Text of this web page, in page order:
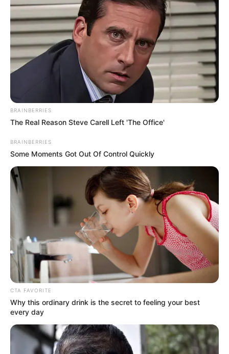
BRAINBERRIES
The Real Reason Steve Carell Left 'The Office'
BRAINBERRIES
Some Moments Got Out Of Control Quickly
CTA FAVORITE
Why this ordinary drink is the secret to feeling your best
every day